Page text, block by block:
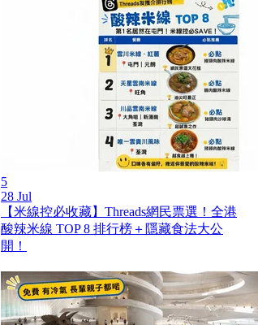
5
28 Jul
【米線控必收藏】Threads網民票選！全港
酸辣米線 TOP 8 排行榜＋隱藏食法大公
開！